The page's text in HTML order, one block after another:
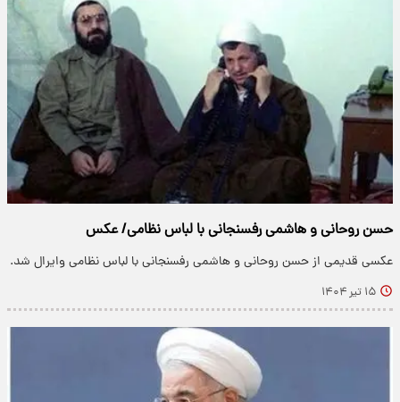
حسن روحانی و هاشمی رفسنجانی با لباس نظامی/ عکس
عکسی قدیمی از حسن روحانی و هاشمی رفسنجانی با لباس نظامی وایرال شد.
۱۵ تیر ۱۴۰۴